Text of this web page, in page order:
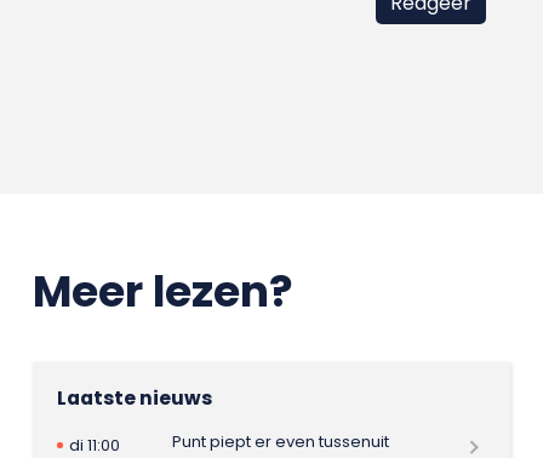
Meer lezen?
Laatste nieuws
di 11:00
Punt piept er even tussenuit